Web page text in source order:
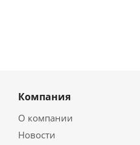
Компания
О компании
Новости